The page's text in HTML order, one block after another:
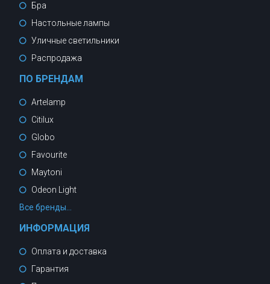
Бра
Настольные лампы
Уличные светильники
Распродажа
ПО БРЕНДАМ
Artelamp
Citilux
Globo
Favourite
Maytoni
Odeon Light
Все бренды...
ИНФОРМАЦИЯ
Оплата и доставка
Гарантия